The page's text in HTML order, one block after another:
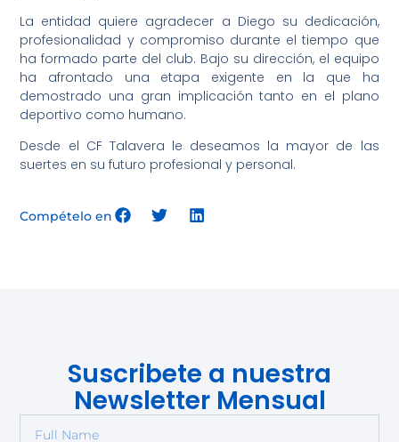
La entidad quiere agradecer a Diego su dedicación,
profesionalidad y compromiso durante el tiempo que
ha formado parte del club. Bajo su dirección, el equipo
ha afrontado una etapa exigente en la que ha
demostrado una gran implicación tanto en el plano
deportivo como humano.
Desde el CF Talavera le deseamos la mayor de las
suertes en su futuro profesional y personal.
Compételo en
Suscribete a nuestra
Newsletter Mensual